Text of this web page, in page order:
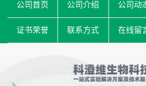
公司首页 公司介绍 公司动
证书荣誉 联系方式 在线留